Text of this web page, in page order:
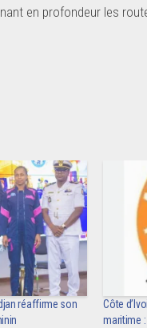
en profondeur les
réaffirme son
Côte
maritime